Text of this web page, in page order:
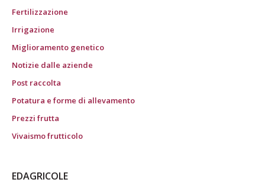
Fertilizzazione
Irrigazione
Miglioramento genetico
Notizie dalle aziende
Post raccolta
Potatura e forme di allevamento
Prezzi frutta
Vivaismo frutticolo
EDAGRICOLE